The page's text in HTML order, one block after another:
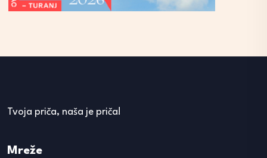
Tvoja priča, naša je priča!
Mreže